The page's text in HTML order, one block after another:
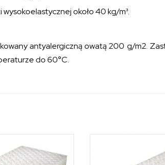
około 40 kg/m³.
antyalergiczną owatą 200 g/m2.
do 60°C.